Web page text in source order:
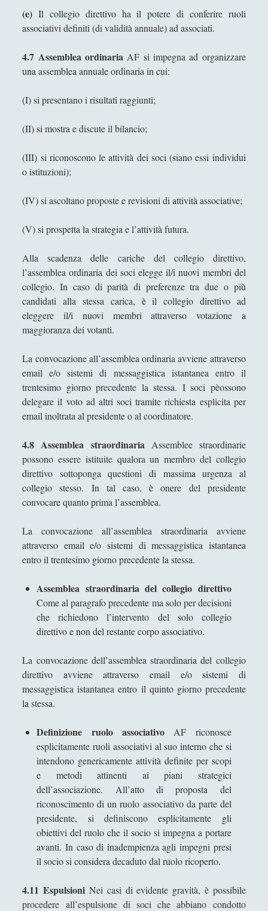
(e) Il collegio direttivo ha il potere di conferire ruoli
associativi definiti (di validità annuale) ad associati.
4.7 Assemblea ordinariaAF si impegna ad organizzare
una assemblea annuale ordinaria in cui:
(I) si presentano i risultati raggiunti;
(II) si mostra e discute il bilancio;
(III) si riconoscono le attività dei soci (siano essi individui
o istituzioni);
(IV) si ascoltano proposte e revisioni di attività associative;
(V) si prospetta la strategia e l’attività futura.
Alla scadenza delle cariche del collegio direttivo,
l’assemblea ordinaria dei soci elegge il/i nuovi membri del
collegio. In caso di parità di preferenze tra due o più
candidati alla stessa carica, è il collegio direttivo ad
eleggere il/i nuovi membri attraverso votazione a
maggioranza dei votanti.
La convocazione all’assemblea ordinaria avviene attraverso
email e/o sistemi di messaggistica istantanea entro il
trentesimo giorno precedente la stessa. I soci pèossono
delegare il voto ad altri soci tramite richiesta esplicita per
email inoltrata al presidente o al coordinatore.
4.8 Assemblea straordinaria Assemblee straordinarie
possono essere istituite qualora un membro del collegio
direttivo sottoponga questioni di massima urgenza al
collegio stesso. In tal caso, è onere del presidente
convocare quanto prima l’assemblea.
La convocazione all’assemblea straordinaria avviene
attraverso email e/o sistemi di messaggistica istantanea
entro il trentesimo giorno precedente la stessa.
Assemblea straordinaria del collegio direttivo
Come al paragrafo precedente ma solo per decisioni
che richiedono l’intervento del solo collegio
direttivo e non del restante corpo associativo.
La convocazione dell’assemblea straordinaria del collegio
direttivo avviene attraverso email e/o sistemi di
messaggistica istantanea entro il quinto giorno precedente
la stessa.
Definizione ruolo associativoAF riconosce
esplicitamente ruoli associativi al suo interno che si
intendono genericamente attività definite per scopi
e metodi attinenti ai piani strategici
dell’associazione. All’atto di proposta del
riconoscimento di un ruolo associativo da parte del
presidente, si definiscono esplicitamente gli
obiettivi del ruolo che il socio si impegna a portare
avanti. In caso di inadempienza agli impegni presi
il socio si considera decaduto dal ruolo ricoperto.
4.11 Espulsioni Nei casi di evidente gravità, è possibile
procedere all’espulsione di soci che abbiano condotto